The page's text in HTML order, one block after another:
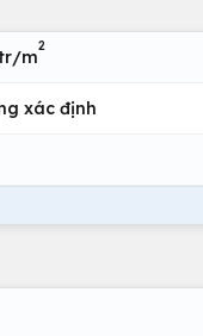
m
2
xác định